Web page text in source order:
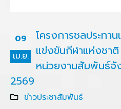
09
เม.ย.
โครงการชลประทา
แข่งขันกีฬาแห่งชา
หน่วยงานสัมพันธ์จั
2569
ข่าวประชาสัมพันธ์